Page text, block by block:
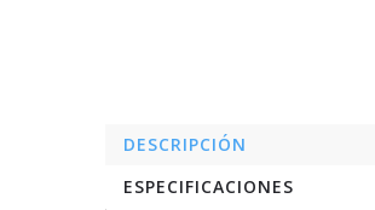
DESCRIPCIÓN
ESPECIFICACIONES